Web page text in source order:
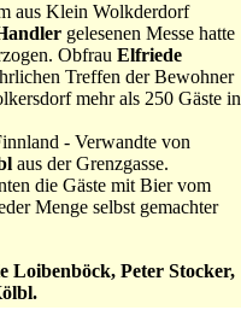
aus Klein Wolkderdorf
gelesenen Messe hatte
Obfrau Elfriede
Treffen der Bewohner
mehr als 250 Gäste in
- Verwandte von
aus der Grenzgasse.
die Gäste mit Bier vom
Menge selbst gemachter
Loibenböck, Peter Stocker,